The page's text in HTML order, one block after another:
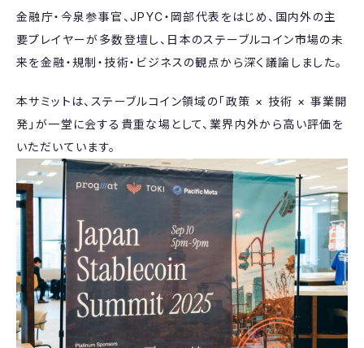
​金融庁・今泉参事官、JPYC・岡部代表をはじめ、国内外の主
要プレイヤーが多数登壇し、日本のステーブルコイン市場の未
来を金融・規制・技術・ビジネスの観点から深く議論しました。
​本サミットは、ステーブルコイン領域の「政策 × 技術 × 事業開
発」が一堂に会する貴重な場として、業界内外から高い評価を
いただいています。